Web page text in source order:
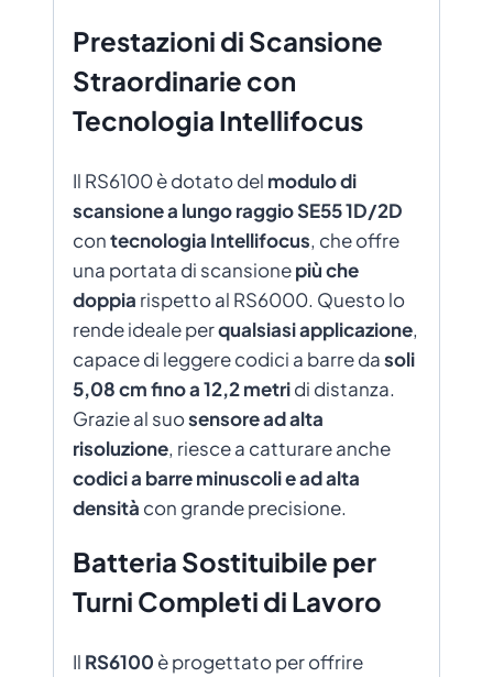
Prestazioni di Scansione
Straordinarie con
Tecnologia Intellifocus
Il RS6100 è dotato del modulo di
scansione a lungo raggio SE55 1D/2D
contecnologia Intellifocus, che offre
una portata di scansionepiù che
doppia rispetto al RS6000. Questo lo
rende ideale perqualsiasi applicazione,
capace di leggere codici a barre dasoli
5,08 cm fino a 12,2 metridi distanza.
Grazie al suosensore ad alta
risoluzione, riesce a catturare anche
codici a barre minuscoli e ad alta
densità con grande precisione.
Batteria Sostituibile per
Turni Completi di Lavoro
Il RS6100 è progettato per offrire